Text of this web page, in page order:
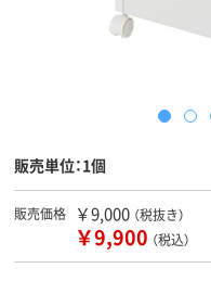
販売単位：1個
販売価格 ￥9,000 （税抜き）
￥9,900 （税込）